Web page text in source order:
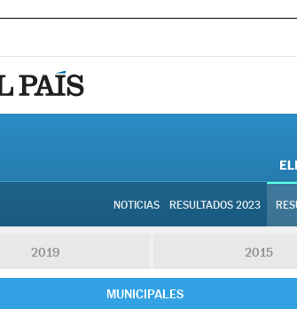
NOTICIAS RESULTADOS 2023
2019 2015
MUNICIPALES